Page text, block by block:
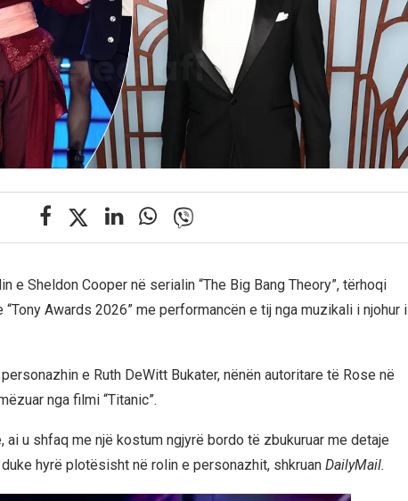
e Sheldon Cooper në serialin “The Big Bang Theory”, tërhoqi
Awards 2026” me performancën e tij nga muzikali i njohur i
e Ruth DeWitt Bukater, nënën autoritare të Rose në
nga filmi “Titanic”.
ai u shfaq me një kostum ngjyrë bordo të zbukuruar me detaje
hyrë plotësisht në rolin e personazhit, shkruan DailyMail.